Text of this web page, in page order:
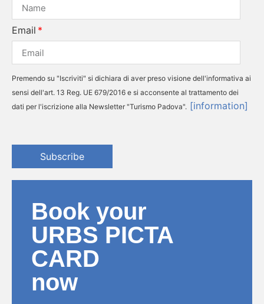
Email
Premendo su "Iscriviti" si dichiara di aver preso visione dell'informativa ai
sensi dell'art. 13 Reg. UE 679/2016 e si acconsente al trattamento dei
dati per l'iscrizione alla Newsletter "Turismo Padova". [information]
Subscribe
Book your
URBS PICTA
CARD
now